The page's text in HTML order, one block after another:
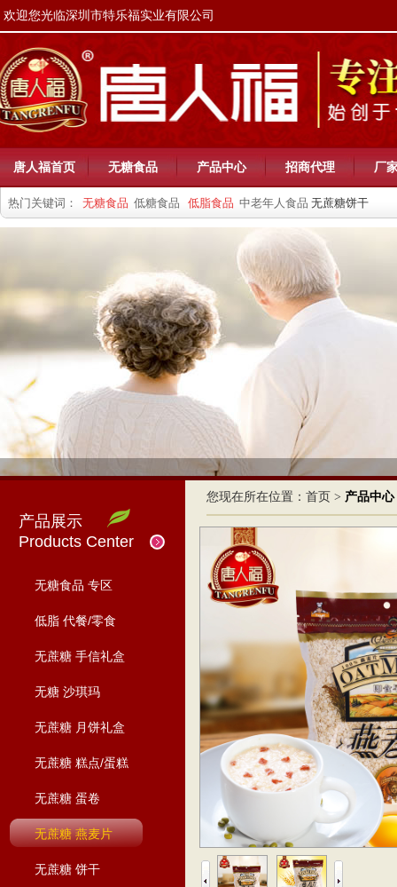
欢迎您光临深圳市特乐福实业有限公司
唐人福首页 无糖食品 产品中心 招商代理 厂
热门关键词： 无糖食品 低糖食品 低脂食品 中老年人食品 无蔗糖饼干
产品展示
Products Center
无糖食品 专区
低脂 代餐/零食
无蔗糖 手信礼盒
无糖 沙琪玛
无蔗糖 月饼礼盒
无蔗糖 糕点/蛋糕
无蔗糖 蛋卷
无蔗糖 燕麦片
无蔗糖 饼干
您现在所在位置： 首页 > 产品中心